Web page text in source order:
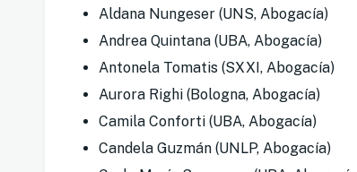
Aldana Nungeser (UNS, Abogacía)
Andrea Quintana (UBA, Abogacía)
Antonela Tomatis (SXXI, Abogacía)
Aurora Righi (Bologna, Abogacía)
Camila Conforti (UBA, Abogacía)
Candela Guzmán (UNLP, Abogacía)